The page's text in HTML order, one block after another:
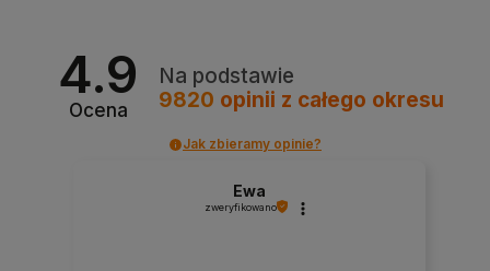
4.9
Ocena
Na podstawie
9820 opinii z całego okresu
Jak zbieramy opinie?
Ewa
zweryfikowano